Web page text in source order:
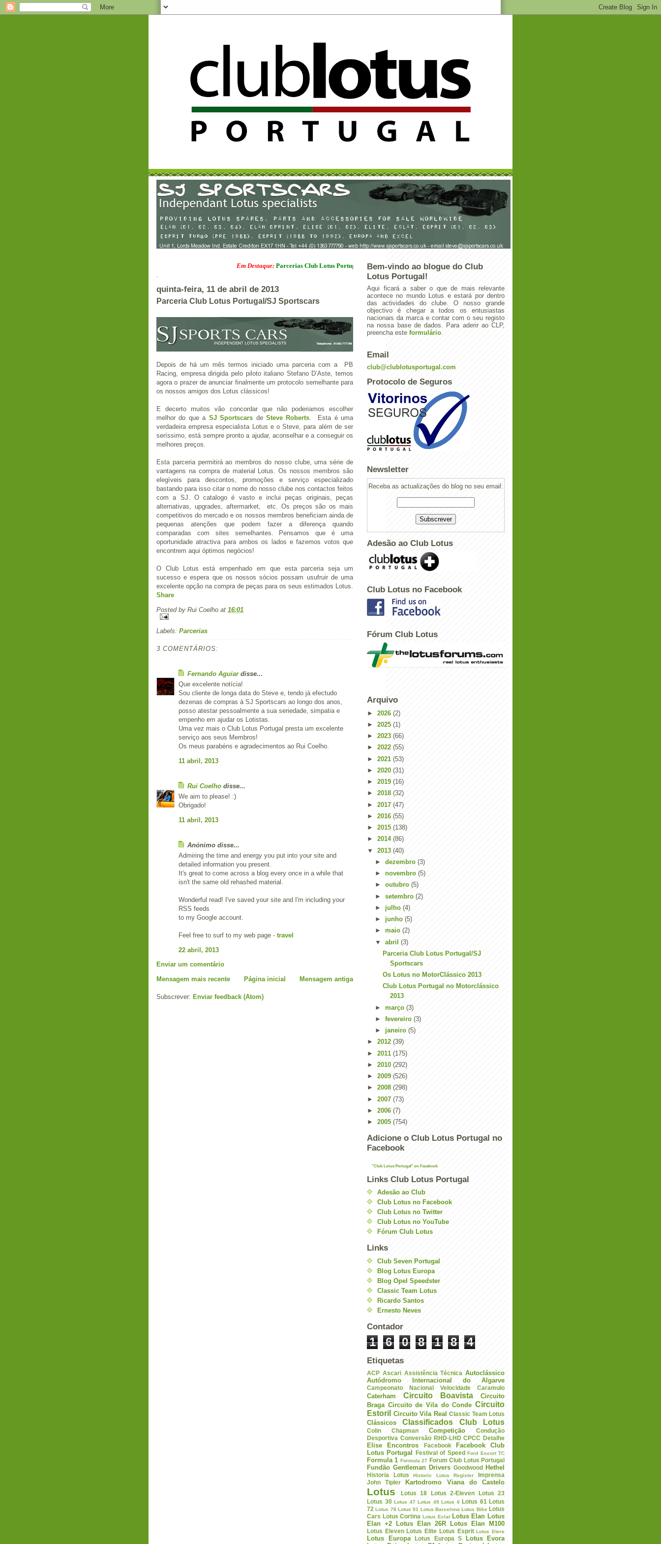
Em Destaque:Parcerias Club Lotus Portugal
quinta-feira, 11 de abril de 2013
Parceria Club Lotus Portugal/SJ Sportscars
Depois de há um mês termos iniciado uma parceria com a PB
Racing, empresa dirigida pelo piloto italiano Stefano D’Aste, temos
agora o prazer de anunciar finalmente um protocolo semelhante para
os nossos amigos dos Lotus clássicos!
E decerto muitos vão concordar que não poderiamos escolher
melhor do que a SJ Sportscars de Steve Roberts . Esta é uma
verdadeira empresa especialista Lotus e o Steve, para além de ser
seríssimo, está sempre pronto a ajudar, aconselhar e a conseguir os
melhores preços.
Esta parceria permitirá ao membros do nosso clube, uma série de
vantagens na compra de material Lotus. Os nossos membros são
elegíveis para descontos, promoções e serviço especializado
bastando para isso citar o nome do nosso clube nos contactos feitos
com a SJ. O catalogo é vasto e inclui peças originais, peças
alternativas, upgrades, aftermarket, etc. Os preços são os mais
competitivos do mercado e os nossos membros beneficiam ainda de
pequenas atenções que podem fazer a diferença quando
comparadas com sites semelhantes. Pensamos que é uma
oportunidade atractiva para ambos os lados e fazemos votos que
encontrem aqui óptimos negócios!
O Club Lotus está empenhado em que esta parceria seja um
sucesso e espera que os nossos sócios possam usufruir de uma
excelente opção na compra de peças para os seus estimados Lotus.
Share
Posted by Rui Coelho at 16:01
Labels: Parcerias
3 COMENTÁRIOS:
Fernando Aguiardisse...
Que excelente notícia!
Sou cliente de longa data do Steve e, tendo já efectudo
dezenas de compras à SJ Sportscars ao longo dos anos,
posso atestar pessoalmente a sua seriedade, simpatia e
empenho em ajudar os Lotistas.
Uma vez mais o Club Lotus Portugal presta um excelente
serviço aos seus Membros!
Os meus parabéns e agradecimentos ao Rui Coelho.
11 abril, 2013
Rui Coelho disse...
We aim to please! :)
Obrigado!
11 abril, 2013
Anónimo disse...
Admiring the time and energy you put into your site and
detailed information you present.
It's great to come across a blog every once in a while that
isn't the same old rehashed material.
Wonderful read! I've saved your site and I'm including your
RSS feeds
to my Google account.
Feel free to surf to my web page - travel
22 abril, 2013
Enviar um comentário
Mensagem mais recente
Mensagem antiga
Página inicial
Subscrever: Enviar feedback (Atom)
Bem-vindo ao blogue do Club
Lotus Portugal!
Aqui ficará a saber o que de mais relevante
acontece no mundo Lotus e estará por dentro
das actividades do clube. O nosso grande
objectivo é chegar a todos os entusiastas
nacionais da marca e contar com o seu registo
na nossa base de dados. Para aderir ao CLP,
preencha este formulário.
Email
club@clublotusportugal.com
Protocolo de Seguros
Newsletter
Receba as actualizações do blog no seu email:
Adesão ao Club Lotus
Club Lotus no Facebook
Fórum Club Lotus
Arquivo
► 2026 (2)
► 2025 (1)
► 2023 (66)
► 2022 (55)
► 2021 (53)
► 2020 (31)
► 2019 (16)
► 2018 (32)
► 2017 (47)
► 2016 (55)
► 2015 (138)
► 2014 (86)
▼ 2013 (40)
► dezembro (3)
► novembro (5)
► outubro (5)
► setembro (2)
► julho (4)
► junho (5)
► maio (2)
▼ abril (3)
Parceria Club Lotus Portugal/SJ
Sportscars
Os Lotus no MotorClássico 2013
Club Lotus Portugal no Motorclássico
2013
► março (3)
► fevereiro (3)
► janeiro (5)
► 2012 (39)
► 2011 (175)
► 2010 (292)
► 2009 (526)
► 2008 (298)
► 2007 (73)
► 2006 (7)
► 2005 (754)
Adicione o Club Lotus Portugal no
Facebook
"Club Lotus Portugal" on Facebook
Links Club Lotus Portugal
Adesão ao Club
Club Lotus no Facebook
Club Lotus no Twitter
Club Lotus no YouTube
Fórum Club Lotus
Links
Club Seven Portugal
Blog Lotus Europa
Blog Opel Speedster
Classic Team Lotus
Ricardo Santos
Ernesto Neves
Contador
1 6 0 8 1 8 4
Etiquetas
ACP Ascari Assistência Técnica Autoclássico
Autódromo Internacional do Algarve
Campeonato Nacional Velocidade Caramulo
Caterham Circuito Boavista
Circuito
Braga Circuito de Vila do Conde Circuito
Estoril Circuito Vila Real Classic Team Lotus
Clássicos Classificados Club Lotus
Colin Chapman Competição
Condução
Desportiva Conversão RHD-LHD CPCC Detalhe
Elise Encontros Facebook
Facebook Club
Lotus Portugal Festival of Speed Ford Escort TC
Formula 1 Formula 27 Forum Club Lotus Portugal
Fundão Gentleman Drivers Goodwood Hethel
Historia Lotus Historic Lotus Register
Imprensa
John Tipler
Kartodromo Viana do Castelo
Lotus Lotus 18 Lotus 2-Eleven
Lotus 23
Lotus 30 Lotus 47 Lotus 49 Lotus 6 Lotus 61 Lotus
72 Lotus 78 Lotus 91 Lotus Barcelona Lotus Bike Lotus
Cars Lotus Cortina Lotus Eclat Lotus Elan Lotus
Elan +2 Lotus Elan 26R Lotus Elan M100
Lotus Eleven Lotus Elite Lotus Esprit Lotus Etere
Lotus Europa Lotus Europa S
Lotus Evora